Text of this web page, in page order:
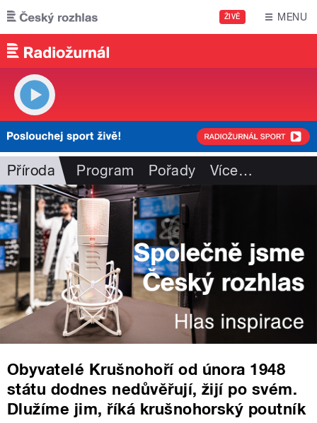
Přejít k hlavnímu obsahu
ŽIVĚ MENU
Příroda Program Pořady Více…
Obyvatelé Krušnohoří od února 1948
státu dodnes nedůvěřují, žijí po svém.
Dlužíme jim, říká krušnohorský poutník